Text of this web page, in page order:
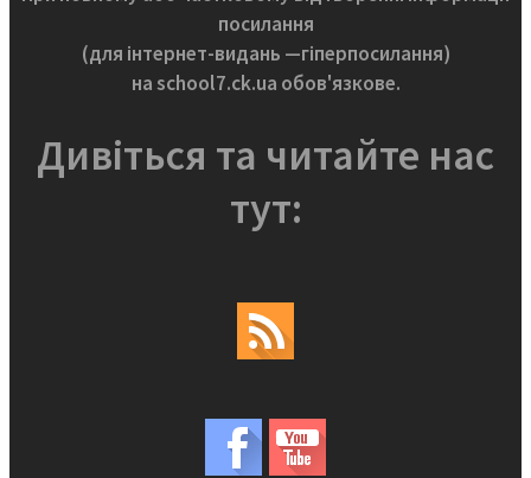
посилання
(для інтернет-видань —гіперпосилання)
на school7.ck.ua обов'язкове.
Дивіться та читайте нас
тут: